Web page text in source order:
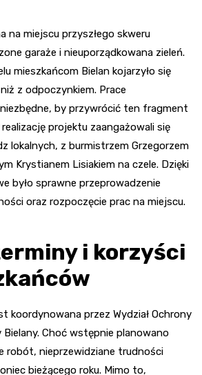
na miejscu przyszłego skweru
garaże i nieuporządkowana zieleń.
mieszkańcom Bielan kojarzyło się
z odpoczynkiem. Prace
by przywrócić ten fragment
projektu zaangażowali się
lokalnych, z burmistrzem Grzegorzem
Krystianem Lisiakiem na czele. Dzięki
było sprawne przeprowadzenie
oraz rozpoczęcie prac na miejscu.
i korzyści
koordynowana przez Wydział Ochrony
Bielany. Choć wstępnie planowano
robót, nieprzewidziane trudności
bieżącego roku. Mimo to,